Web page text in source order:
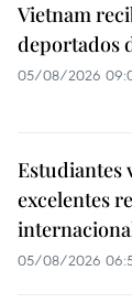
Vietnam
deportados
05/08/2026
Estudiantes
excelentes
05/08/2026